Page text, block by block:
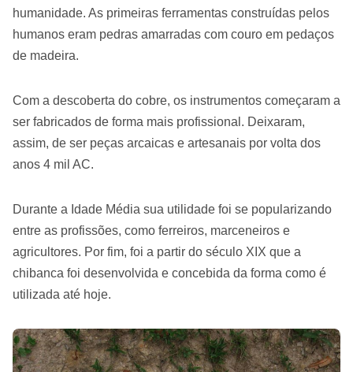
humanidade. As primeiras ferramentas construídas pelos
humanos eram pedras amarradas com couro em pedaços
de madeira.
Com a descoberta do cobre, os instrumentos começaram a
ser fabricados de forma mais profissional. Deixaram,
assim, de ser peças arcaicas e artesanais por volta dos
anos 4 mil AC.
Durante a Idade Média sua utilidade foi se popularizando
entre as profissões, como ferreiros, marceneiros e
agricultores. Por fim, foi a partir do século XIX que a
chibanca foi desenvolvida e concebida da forma como é
utilizada até hoje.